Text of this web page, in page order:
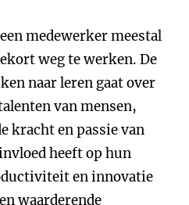
medewerker meestal
weg te werken. De
naar leren gaat over
van mensen,
kracht en passie van
heeft op hun
en innovatie
waarderende